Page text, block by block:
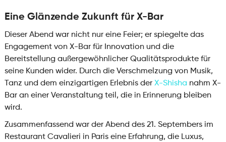
Eine Glänzende Zukunft für X-Bar
Dieser Abend war nicht nur eine Feier; er spiegelte das
Engagement von X-Bar für Innovation und die
Bereitstellung außergewöhnlicher Qualitätsprodukte für
seine Kunden wider. Durch die Verschmelzung von Musik,
Tanz und dem einzigartigen Erlebnis der X-Shisha nahm X-
Bar an einer Veranstaltung teil, die in Erinnerung bleiben
wird.
Zusammenfassend war der Abend des 21. Septembers im
Restaurant Cavalieri in Paris eine Erfahrung, die Luxus,